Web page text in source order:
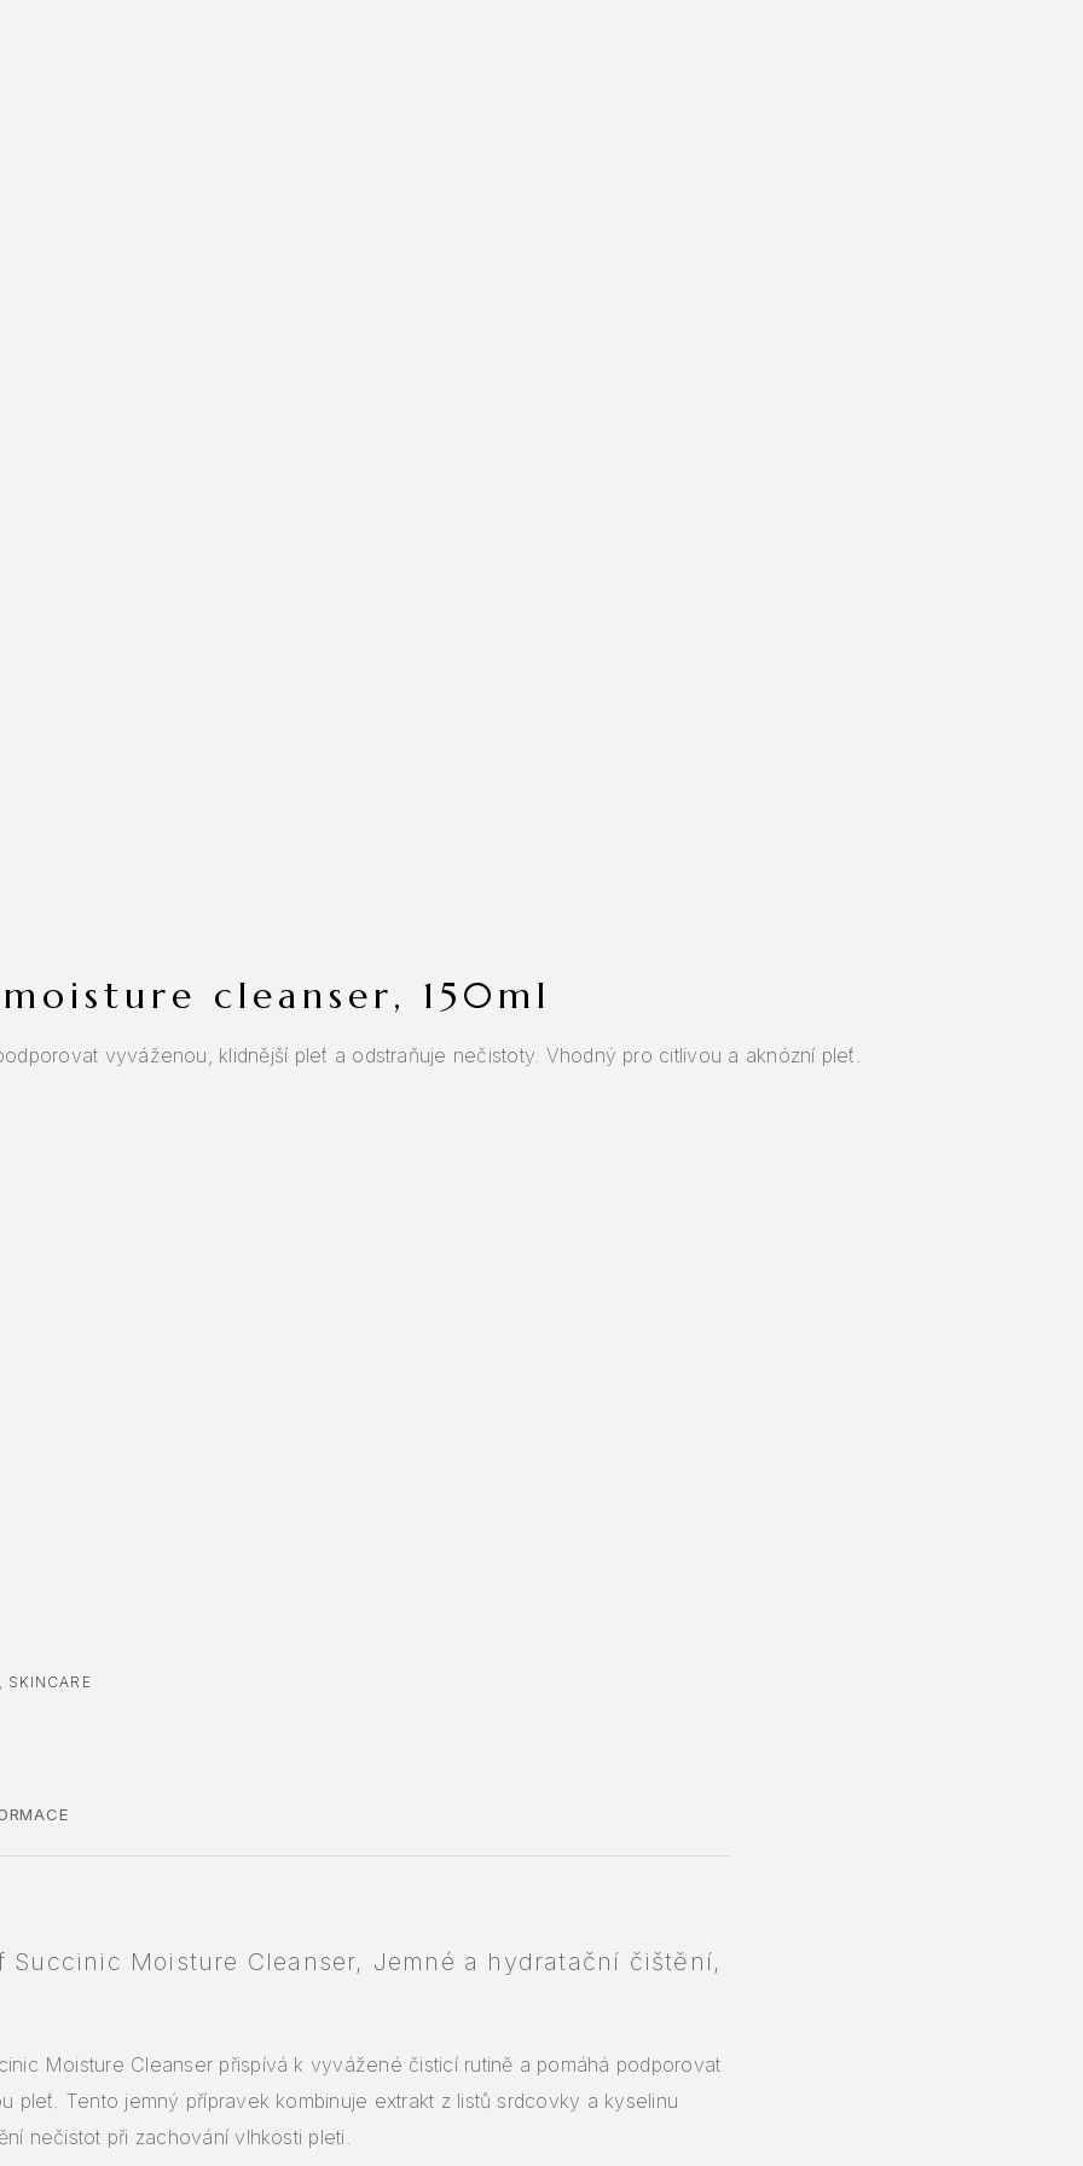
cleanser, 150ml
vyváženou, klidnější pleť a odstraňuje nečistoty. Vhodný pro citlivou a aknózní pleť.
SKINCARE
Succinic Moisture Cleanser, Jemné a hydratační čištění,
Moisture Cleanser přispívá k vyvážené čisticí rutině a pomáhá podporovat
pleť. Tento jemný přípravek kombinuje extrakt z listů srdcovky a kyselinu
nečistot při zachování vlhkosti pleti.